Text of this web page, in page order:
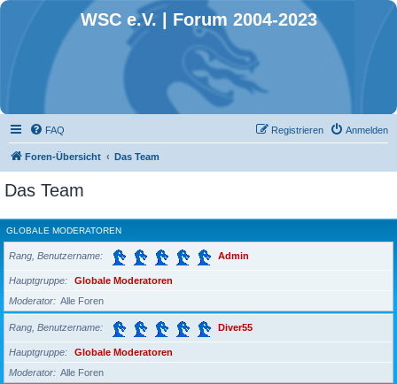
WSC e.V. | Forum 2004-2023
FAQ Anmelden
Registrieren
Foren-Übersicht Das Team
Das Team
GLOBALE MODERATOREN
Rang, Benutzername Admin
Hauptgruppe
Globale Moderatoren
Moderator
Alle Foren
Rang, Benutzername Diver55
Hauptgruppe
Globale Moderatoren
Moderator
Alle Foren